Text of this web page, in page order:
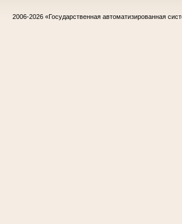
2006-2026 «Государственная автоматизированная